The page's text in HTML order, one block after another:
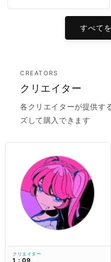
すべて
CREATORS
クリエイター
各クリエイターが提供す
ズして購入できます
クリエイター
1：09